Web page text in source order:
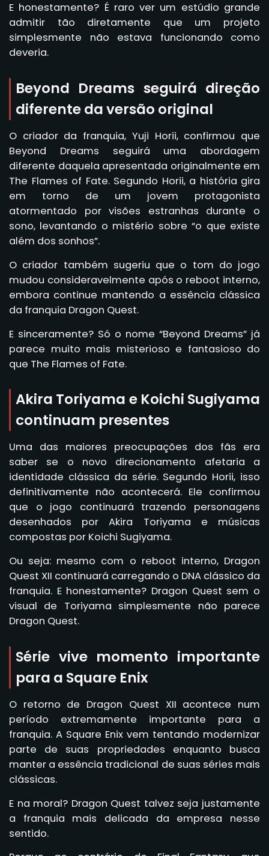
E honestamente? É raro ver um estúdio grande
admitir tão diretamente que um projeto
simplesmente não estava funcionando como
deveria.
Beyond Dreams seguirá direção
diferente da versão original
O criador da franquia, Yuji Horii, confirmou que
Beyond Dreams seguirá uma abordagem
diferente daquela apresentada originalmente em
The Flames of Fate. Segundo Horii, a história gira
em torno de um jovem protagonista
atormentado por visões estranhas durante o
sono, levantando o mistério sobre “o que existe
além dos sonhos”.
O criador também sugeriu que o tom do jogo
mudou consideravelmente após o reboot interno,
embora continue mantendo a essência clássica
da franquia Dragon Quest.
E sinceramente? Só o nome “Beyond Dreams” já
parece muito mais misterioso e fantasioso do
que The Flames of Fate.
Akira Toriyama e Koichi Sugiyama
continuam presentes
Uma das maiores preocupações dos fãs era
saber se o novo direcionamento afetaria a
identidade clássica da série. Segundo Horii, isso
definitivamente não acontecerá. Ele confirmou
que o jogo continuará trazendo personagens
desenhados por Akira Toriyama e músicas
compostas por Koichi Sugiyama.
Ou seja: mesmo com o reboot interno, Dragon
Quest XII continuará carregando o DNA clássico da
franquia. E honestamente? Dragon Quest sem o
visual de Toriyama simplesmente não parece
Dragon Quest.
Série vive momento importante
para a Square Enix
O retorno de Dragon Quest XII acontece num
período extremamente importante para a
franquia. A Square Enix vem tentando modernizar
parte de suas propriedades enquanto busca
manter a essência tradicional de suas séries mais
clássicas.
E na moral? Dragon Quest talvez seja justamente
a franquia mais delicada da empresa nesse
sentido.